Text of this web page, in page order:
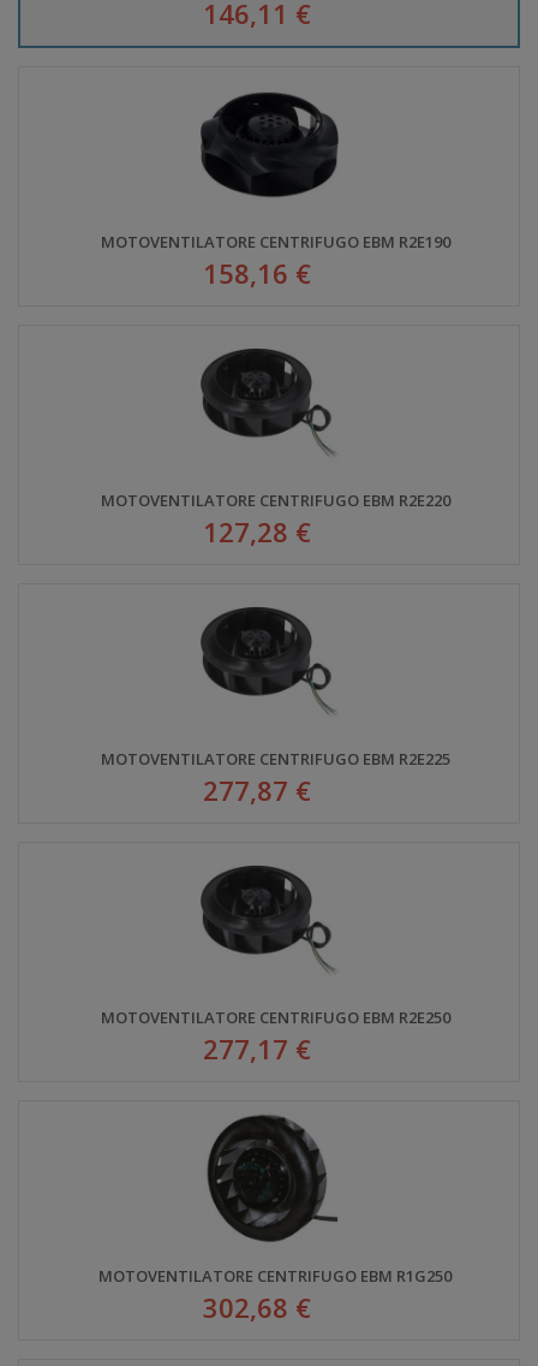
146,11 €
MOTOVENTILATORE CENTRIFUGO EBM R2E190
158,16 €
MOTOVENTILATORE CENTRIFUGO EBM R2E220
127,28 €
MOTOVENTILATORE CENTRIFUGO EBM R2E225
277,87 €
MOTOVENTILATORE CENTRIFUGO EBM R2E250
277,17 €
MOTOVENTILATORE CENTRIFUGO EBM R1G250
302,68 €